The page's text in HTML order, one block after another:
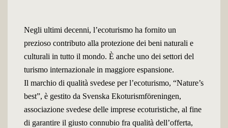
Negli ultimi decenni, l’ecoturismo ha fornito un
prezioso contributo alla protezione dei beni naturali e
culturali in tutto il mondo. È anche uno dei settori del
turismo internazionale in maggiore espansione.
Il marchio di qualità svedese per l’ecoturismo, “Nature’s
best”, è gestito da Svenska Ekoturismföreningen,
associazione svedese delle imprese ecoturistiche, al fine
di garantire il giusto connubio fra qualità dell’offerta,